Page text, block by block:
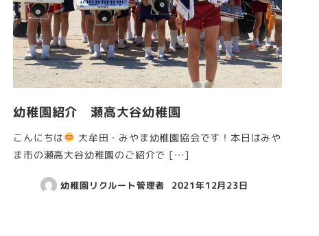
幼稚園紹介 瀬高大谷幼稚園
こんにちは
大牟田・みやま幼稚園協会です！本日はみや
ま市の瀬高大谷幼稚園のご紹介で […]
幼稚園リクルート管理者 2021年12月23日